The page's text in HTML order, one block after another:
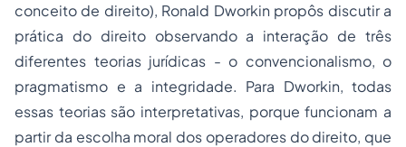
conceito de direito), Ronald Dworkin propôs discutir a
prática do direito observando a interação de três
diferentes teorias jurídicas - o convencionalismo, o
pragmatismo e a integridade. Para Dworkin, todas
essas teorias são interpretativas, porque funcionam a
partir da escolha moral dos operadores do direito, que